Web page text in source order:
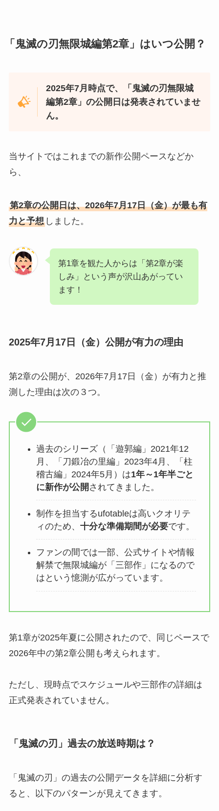
「鬼滅の刃無限城編第2章」はいつ公開？
2025年7月時点で、「鬼滅の刃無限城
編第2章」の公開日は発表されていませ
ん。
当サイトではこれまでの新作公開ペースなどか
ら、
第2章の公開日は、2026年7月17日（金）が最も有
力と予想しました。
第1章を観た人からは「第2章が楽
しみ」という声が沢山あがってい
ます！
2025年7月17日（金）公開が有力の理由
第2章の公開が、2026年7月17日（金）が有力と推
測した理由は次の３つ。
過去のシリーズ（「遊郭編」2021年12
月、「刀鍛冶の里編」2023年4月、「柱
稽古編」2024年5月）は1年～1年半ごと
に新作が公開 されてきました。
制作を担当するufotableは高いクオリテ
ィのため、 十分な準備期間が必要です。
ファンの間では一部、公式サイトや情報
解禁で無限城編が「三部作」になるので
はという憶測が広がっています。
第1章が2025年夏に公開されたので、同じペースで
2026年中の第2章公開も考えられます。
ただし、現時点でスケジュールや三部作の詳細は
正式発表されていません。
「鬼滅の刃」過去の放送時期は？
「鬼滅の刃」の過去の公開データを詳細に分析す
ると、以下のパターンが見えてきます。